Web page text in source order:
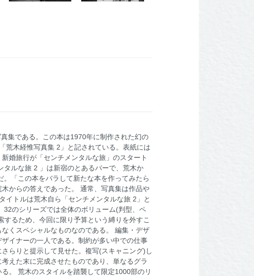
集である。この本は1970年に制作された幻の
荒木経惟写真集 2」と記されている。表紙には
婚旅行が「センチメンタルな旅」のスタート
ルな旅 2 」は新宿のとあるバーで、荒木か
「この本をバラして新たな本を作ってみたら
からの答えであった。 通常、写真集は作品や
イトルは荒木自ら「センチメンタルな旅 2」と
のシリーズでは全体のボリューム(判型、ペ
るため、今回に限り予算という縛りを外すこ
くスペシャルなものなのである。 編集・デザ
イナーの一人である。制約が多い中での仕事
らりと提示して見せた。複写(スキャニング)し
えた末に完成させたものであり、単なるグラ
。 荒木のスタイルを踏襲して限定1000部のリ